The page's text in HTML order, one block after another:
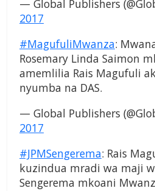
— Global Publishers
2017
#MagufuliMwanza:
Rosemary Linda Saimon
amemlilia Rais Magufuli
nyumba na DAS.
— Global Publishers
2017
#JPMSengerema: Rais
kuzindua mradi wa maji
Sengerema mkoani